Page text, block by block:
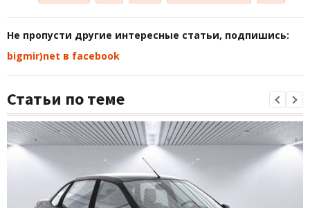
Не пропусти другие интересные статьи, подпишись:
bigmir)net в facebook
Статьи по теме